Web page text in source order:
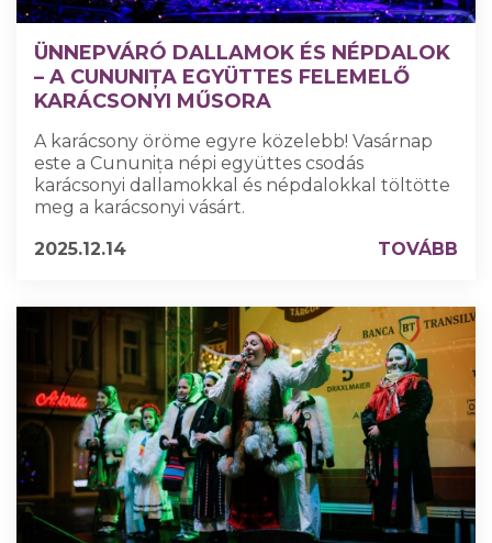
ÜNNEPVÁRÓ DALLAMOK ÉS NÉPDALOK
– A CUNUNIȚA EGYÜTTES FELEMELŐ
KARÁCSONYI MŰSORA
A karácsony öröme egyre közelebb! Vasárnap
este a Cununița népi együttes csodás
karácsonyi dallamokkal és népdalokkal töltötte
meg a karácsonyi vásárt.
2025.12.14
TOVÁBB